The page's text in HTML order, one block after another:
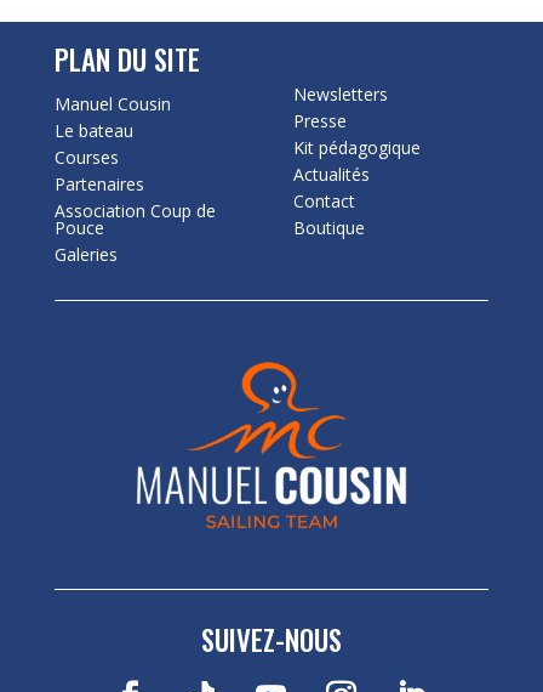
PLAN DU SITE
Manuel Cousin
Le bateau
Courses
Partenaires
Association Coup de
Pouce
Galeries
Newsletters
Presse
Kit pédagogique
Actualités
Contact
Boutique
SUIVEZ-NOUS